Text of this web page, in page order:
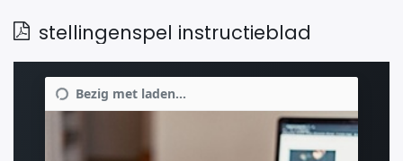
stellingenspel instructieblad